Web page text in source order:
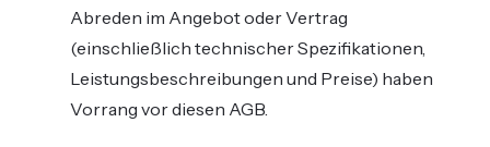
Abreden im Angebot oder Vertrag
(einschließlich technischer Spezifikationen,
Leistungsbeschreibungen und Preise) haben
Vorrang vor diesen AGB.